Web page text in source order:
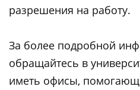
разрешения на работу.
За более подробной
обращайтесь в
иметь офисы,